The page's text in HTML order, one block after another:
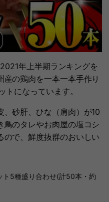
年上半期ランキングを
の鶏肉を一本一本手作り
トになっています。
砂肝、ひな（肩肉）が10
鳥のタレやお肉屋の塩コシ
ので、鮮度抜群のおいしい
ト5種盛り合わせ(計50本・約